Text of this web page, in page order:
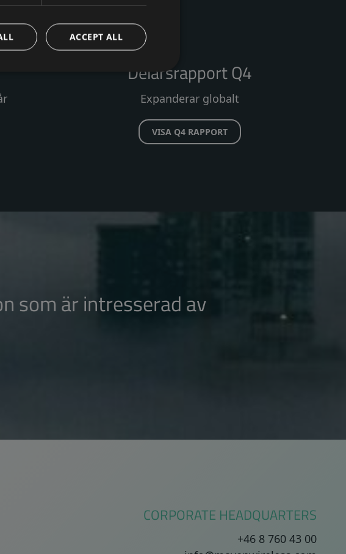
Delårsrapport Q4
Expanderar globalt
VISA Q4 RAPPORT
som är intresserad av
CORPORATE HEADQUARTERS
+46 8 760 43 00
ACCEPT ALL